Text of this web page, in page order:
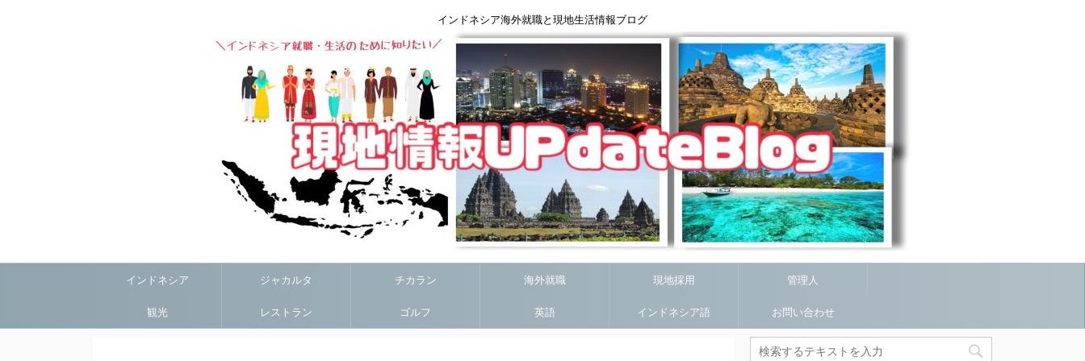
インドネシア海外就職と現地生活情報ブログ
インドネシア ジャカルタ チカラン 海外就職 現地採用 管理人
観光 レストラン ゴルフ 英語 インドネシア語 お問い合わせ